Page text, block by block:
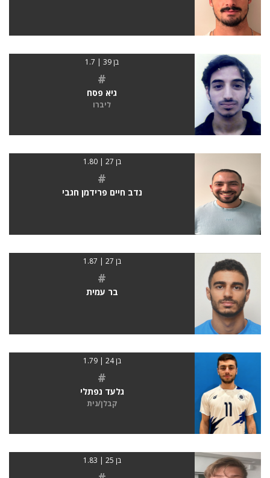
בן 39 | 1.7
#
גיא פסח
ליברו
בן 27 | 1.80
#
נדב חיים פרידמן חגבי
בן 27 | 1.87
#
בר עמית
בן 24 | 1.79
#
גלעד נפתלי
קבלן/נית
בן 25 | 1.83